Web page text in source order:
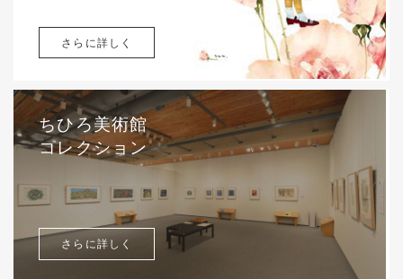
さらに詳しく
ちひろ美術館
コレクション
さらに詳しく